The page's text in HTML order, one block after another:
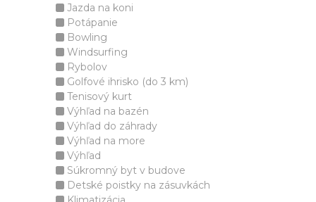
Jazda na koni
Potápanie
Bowling
Windsurfing
Rybolov
Golfové ihrisko (do 3 km)
Tenisový kurt
Výhľad na bazén
Výhľad do záhrady
Výhľad na more
Výhľad
Súkromný byt v budove
Detské poistky na zásuvkách